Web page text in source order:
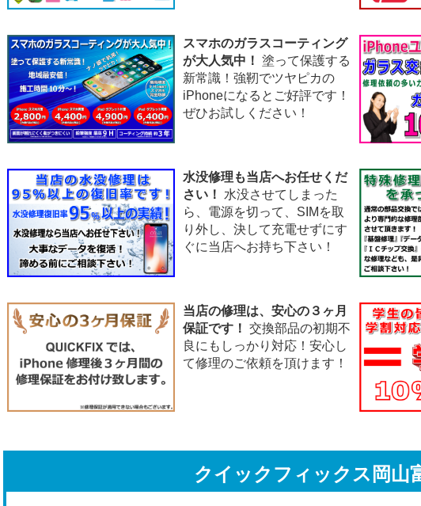
スマホのガラスコーティング
が大人気中！塗って保護する
新常識！強靭でツヤピカの
iPhoneになるとご好評です！
ぜひお試しください！
水没修理も当店へお任せくだ
さい！ 水没させてしまった
ら、電源を切って、SIMを取
り外し、決して充電せずにす
ぐに当店へお持ち下さい！
当店の修理は、安心の３ヶ月
保証です！交換部品の初期不
良にもしっかり対応！安心し
て修理のご依頼を頂けます！
クイックフィックス 岡山